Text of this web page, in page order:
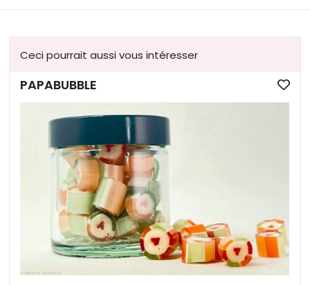
Ceci pourrait aussi vous intéresser
PAPABUBBLE